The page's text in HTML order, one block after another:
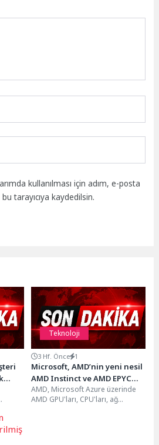
kullanılması için adım, e-posta
tarayıcıya kaydedilsin.
Teknoloji
3 Hf. Önce 1
Microsoft, AMD’nin yeni nesil
AMD Instinct ve AMD EPYC
işlemcilerini kullanacak
AMD, Microsoft Azure üzerinde
AMD GPU'ları, CPU'ları, ağ